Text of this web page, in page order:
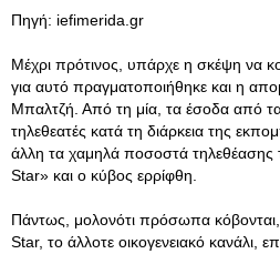
Πηγή: iefimerida.gr
Μέχρι πρότινος, υπάρχε η σκέψη να
για αυτό πραγματοποιήθηκε και η
Μπαλτζή. Από τη μία, τα έσοδα από
τηλεθεατές κατά τη διάρκεια της
άλλη τα χαμηλά ποσοστά
Star» και ο κύβος ερρίφθη.
Πάντως, μολονότι πρόσωπα κόβονται,
Star, το άλλοτε οικογενειακό κανάλι,